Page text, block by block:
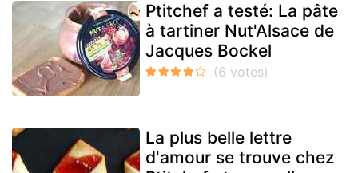
Ptitchef a testé: La pâte
à tartiner Nut'Alsace de
Jacques Bockel
La plus belle lettre
d'amour se trouve chez